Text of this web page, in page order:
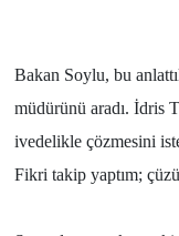
Bakan Soylu, bu
müdürünü aradı. İdris
ivedelikle çözmesini
Fikri takip yaptım;